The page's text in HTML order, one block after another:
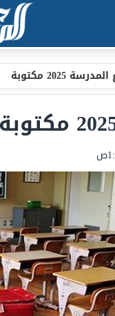
2025 مكتوبة